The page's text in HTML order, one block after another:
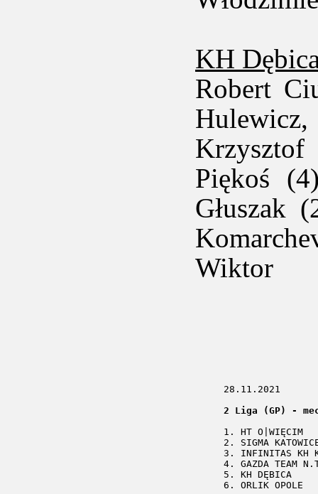
KH
Robert
Piękoś
Głuszak
Wiktor
28.11.2021
2 Liga (GP) -
1. HT O|WIĘCIM		6 / 16 / 57-15
2. SIGMA KATOWICE	6 / 14  /53-
3. INFINITAS KH KTH	7 / 12 /
4. GAZDA TEAM N.TARG	3 / 6
5. KH DĘBICA		7 / 3 / 40-51